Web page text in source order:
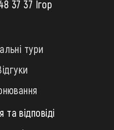
37 37 Ігор
тури
та відповіді